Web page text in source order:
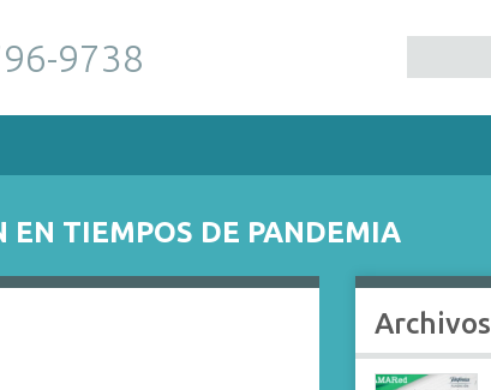
9738
EN TIEMPOS DE PANDEMIA
Archivos